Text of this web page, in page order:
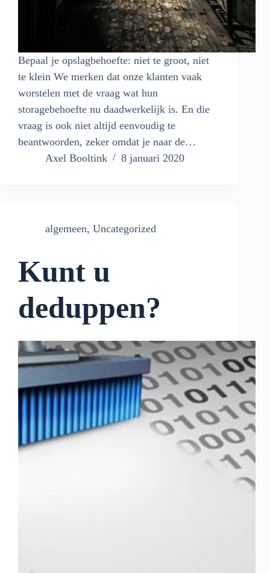
Bepaal je opslagbehoefte: niet te groot, niet
te klein We merken dat onze klanten vaak
worstelen met de vraag wat hun
storagebehoefte nu daadwerkelijk is. En die
vraag is ook niet altijd eenvoudig te
beantwoorden, zeker omdat je naar de…
Axel Booltink
8 januari 2020
algemeen, Uncategorized
Kunt u
deduppen?